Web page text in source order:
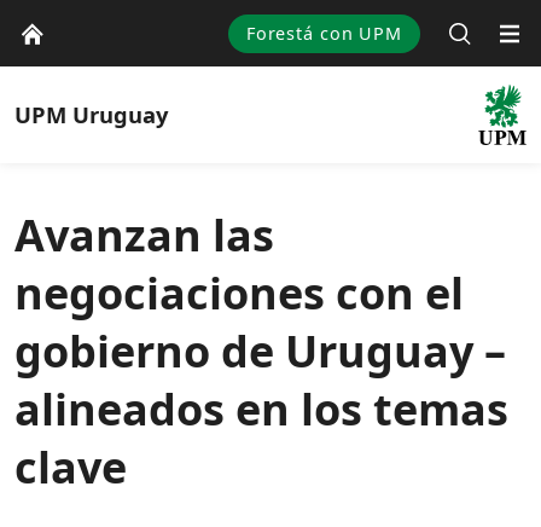
Forestá con UPM
UPM Uruguay
Avanzan las
negociaciones con el
gobierno de Uruguay –
alineados en los temas
clave